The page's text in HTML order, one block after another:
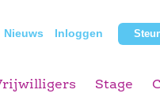
Nieuws Inloggen
Stage